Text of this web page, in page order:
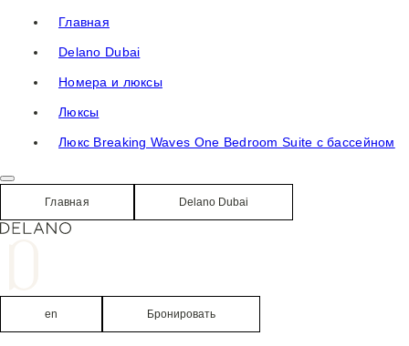
Главная
Delano Dubai
Номера и люксы
Люксы
Люкс Breaking Waves One Bedroom Suite с бассейном
Главная Delano Dubai
en Бронировать